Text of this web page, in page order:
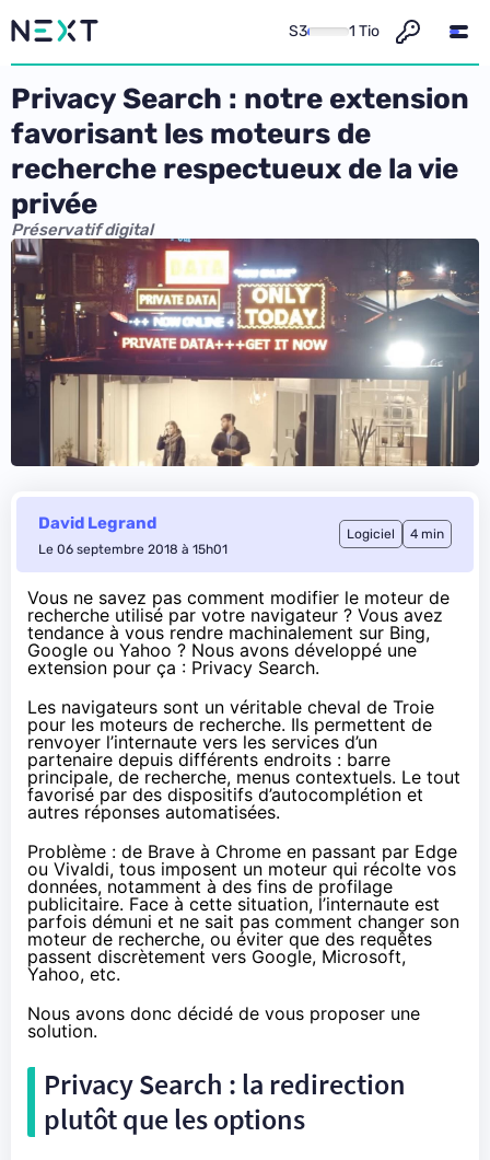
S3 1 Tio
Privacy Search : notre extension
favorisant les moteurs de
recherche respectueux de la vie
privée
Préservatif digital
David Legrand
Le 06 septembre 2018 à 15h01
Logiciel 4 min
Vous ne savez pas comment modifier le moteur de
recherche utilisé par votre navigateur ? Vous avez
tendance à vous rendre machinalement sur Bing,
Google ou Yahoo ? Nous avons développé une
extension pour ça : Privacy Search.
Les navigateurs sont un véritable cheval de Troie
pour les moteurs de recherche. Ils permettent de
renvoyer l’internaute vers les services d’un
partenaire depuis différents endroits : barre
principale, de recherche, menus contextuels. Le tout
favorisé par des dispositifs d’autocomplétion et
autres réponses automatisées.
Problème : de Brave à Chrome en passant par Edge
ou Vivaldi, tous imposent un moteur qui récolte vos
données, notamment à des fins de profilage
publicitaire. Face à cette situation, l’internaute est
parfois démuni et ne sait pas comment changer son
moteur de recherche, ou éviter que des requêtes
passent discrètement vers Google, Microsoft,
Yahoo, etc.
Nous avons donc décidé de vous proposer une
solution.
Privacy Search : la redirection
plutôt que les options